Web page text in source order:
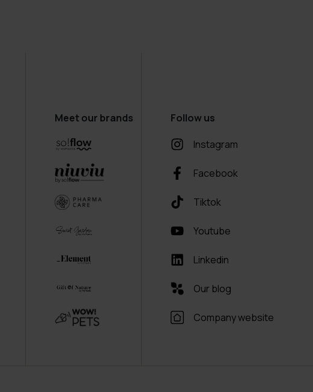
Meet our brands
Follow us
Instagram
Facebook
Tiktok
Youtube
Linkedin
Our blog
Company website